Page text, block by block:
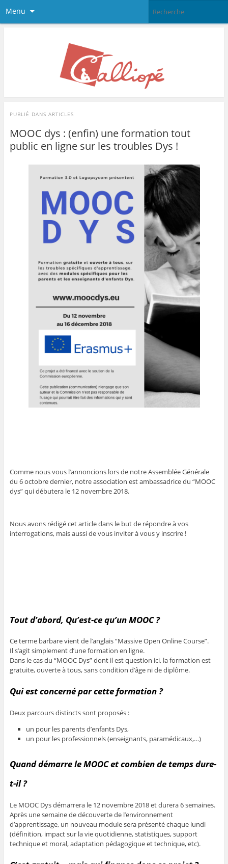
Menu
PUBLIÉ DANS ARTICLES
MOOC dys : (enfin) une formation tout
public en ligne sur les troubles Dys !
Comme nous vous l’annoncions lors de notre Assemblée Générale
du 6 octobre dernier, notre association est ambassadrice du “MOOC
dys” qui débutera le 12 novembre 2018.
Nous avons rédigé cet article dans le but de répondre à vos
interrogations, mais aussi de vous inviter à vous y inscrire !
Tout d’abord, Qu’est-ce qu’un MOOC ?
Ce terme barbare vient de l’anglais“Massive Open Online Course”.
Il s’agit simplement d’une formation en ligne.
Dans le cas du “MOOC Dys” dont il est question ici, la formation est
gratuite, ouverte à tous, sans condition d’âge ni de diplôme.
Qui est concerné par cette formation ?
Deux parcours distincts sont proposés :
un pour les parents d’enfants Dys,
un pour les professionnels (enseignants, paramédicaux,…)
Quand démarre le MOOC et combien de temps dure-
t-il ?
Le MOOC Dys démarrera le 12 novembre 2018 et durera 6 semaines.
Après une semaine de découverte de l’environnement
d’apprentissage, un nouveau module sera présenté chaque lundi
(définition, impact sur la vie quotidienne, statistiques, support
technique et moral, adaptation pédagogique et technique, etc).